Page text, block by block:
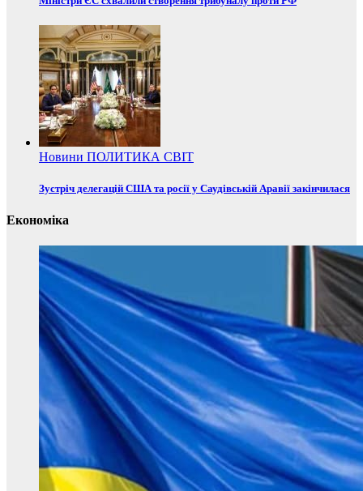
Новини ПОЛИТИКА СВІТ
Зустріч делегацій США та росії у Саудівській Аравії закінчилася
Економіка